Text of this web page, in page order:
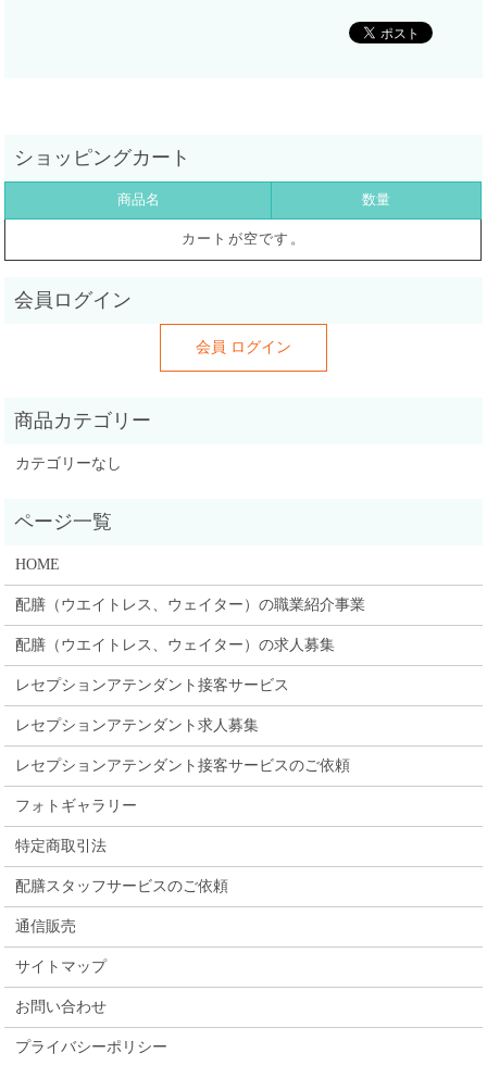
商品名 数量
カートが空です。
カテゴリーなし
HOME
配膳（ウエイトレス、ウェイター）の職業紹介事業
配膳（ウエイトレス、ウェイター）の求人募集
レセプションアテンダント接客サービス
レセプションアテンダント求人募集
レセプションアテンダント接客サービスのご依頼
フォトギャラリー
特定商取引法
配膳スタッフサービスのご依頼
通信販売
サイトマップ
お問い合わせ
プライバシーポリシー